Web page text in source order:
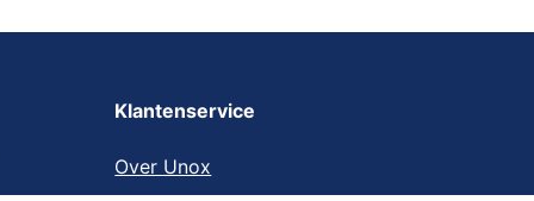
Klantenservice
Over Unox